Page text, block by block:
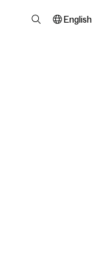
English